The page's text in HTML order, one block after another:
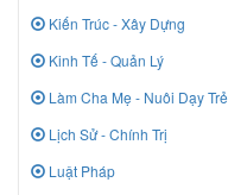
Kiến Trúc - Xây Dựng
Kinh Tế - Quản Lý
Làm Cha Mẹ - Nuôi Dạy Trẻ
Lịch Sử - Chính Trị
Luật Pháp